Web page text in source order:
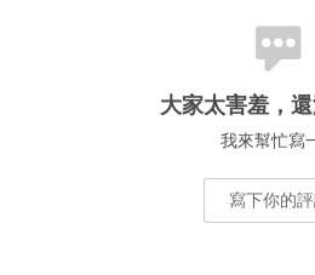
大家太害羞，
我來幫忙寫
寫下你的